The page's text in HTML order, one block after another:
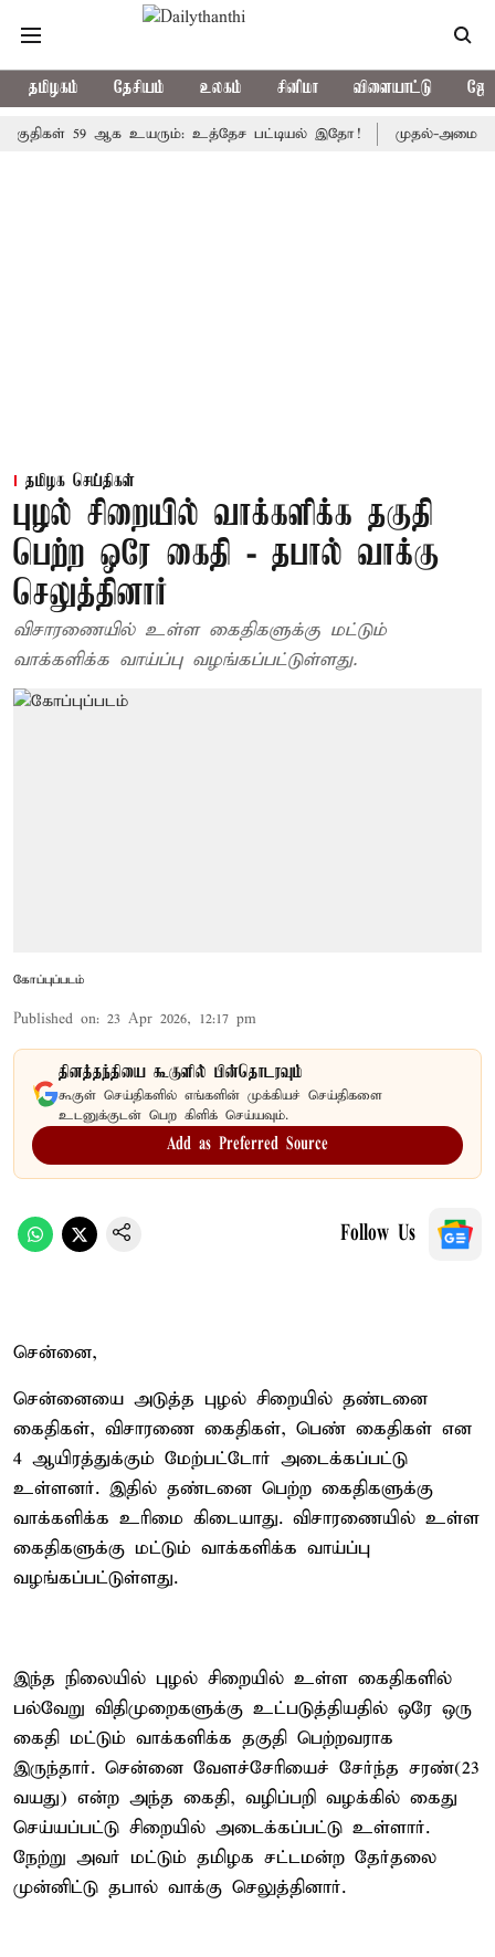
தமிழகம் தேசியம் உலகம் சினிமா விளையாட்டு
59 ஆக உயரும்: உத்தேச பட்டியல் இதோ! முதல்-அமைச்சர்
தமிழக செய்திகள்
புழல் சிறையில் வாக்களிக்க தகுதி
பெற்ற ஒரே கைதி - தபால் வாக்கு
செலுத்தினார்
விசாரணையில் உள்ள கைதிகளுக்கு மட்டும்
வாக்களிக்க வாய்ப்பு வழங்கப்பட்டுள்ளது.
கோப்புப்படம்
Published on: 23 Apr 2026, 12:17 pm
தினத்தந்தியை கூகுளில் பின்தொடரவும்
கூகுள் செய்திகளில் எங்களின் முக்கியச் செய்திகளை
உடனுக்குடன் பெற கிளிக் செய்யவும்.
Add as Preferred Source
Follow Us
சென்னை,
சென்னையை அடுத்த புழல் சிறையில் தண்டனை
கைதிகள், விசாரணை கைதிகள், பெண் கைதிகள் என
4 ஆயிரத்துக்கும் மேற்பட்டோர் அடைக்கப்பட்டு
உள்ளனர். இதில் தண்டனை பெற்ற கைதிகளுக்கு
வாக்களிக்க உரிமை கிடையாது. விசாரணையில் உள்ள
கைதிகளுக்கு மட்டும் வாக்களிக்க வாய்ப்பு
வழங்கப்பட்டுள்ளது.
இந்த நிலையில் புழல் சிறையில் உள்ள கைதிகளில்
பல்வேறு விதிமுறைகளுக்கு உட்படுத்தியதில் ஒரே ஒரு
கைதி மட்டும் வாக்களிக்க தகுதி பெற்றவராக
இருந்தார். சென்னை வேளச்சேரியைச் சேர்ந்த சரண்(23
வயது) என்ற அந்த கைதி, வழிப்பறி வழக்கில் கைது
செய்யப்பட்டு சிறையில் அடைக்கப்பட்டு உள்ளார்.
நேற்று அவர் மட்டும் தமிழக சட்டமன்ற தேர்தலை
முன்னிட்டு தபால் வாக்கு செலுத்தினார்.